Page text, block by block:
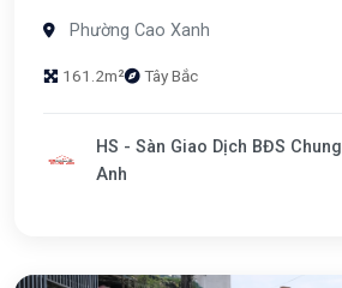
Phường Cao Xanh
161.2m² Tây Bắc
HS - Sàn Giao Dịch BĐS Chung
Anh